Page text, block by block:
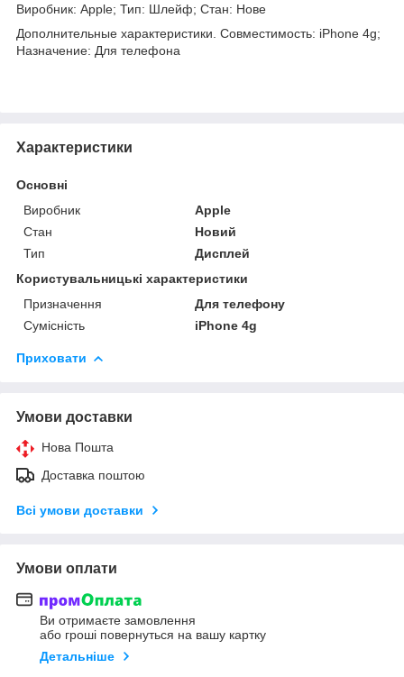
Виробник: Apple; Тип: Шлейф; Стан: Нове
Дополнительные характеристики. Совместимость: iPhone 4g;
Назначение: Для телефона
Характеристики
Основні
Виробник
Apple
Стан
Новий
Тип
Дисплей
Користувальницькі характеристики
Призначення
Для телефону
Сумісність
iPhone 4g
Приховати
Умови доставки
Нова Пошта
Доставка поштою
Всі умови доставки
Умови оплати
Ви отримаєте замовлення
або гроші повернуться на вашу картку
Детальніше